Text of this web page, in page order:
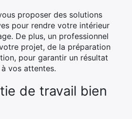
proposer des solutions
pour rendre votre intérieur
De plus, un professionnel
projet, de la préparation
pour garantir un résultat
vos attentes.
de travail bien
×